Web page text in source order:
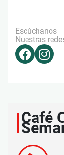
Escúchanos
Nuestras
Café